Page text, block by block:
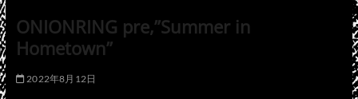
ONIONRING pre,”Summer in
Hometown”
2022年8月12日